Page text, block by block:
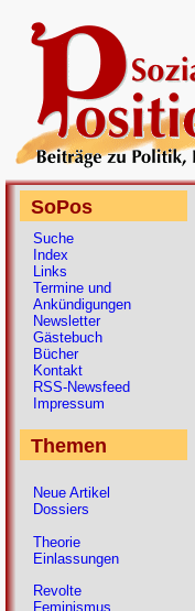
SoPos
Suche
Index
Links
Termine und
Ankündigungen
Newsletter
Gästebuch
Bücher
Kontakt
RSS-Newsfeed
Impressum
Themen
Neue Artikel
Dossiers
Theorie
Einlassungen
Revolte
Feminismus